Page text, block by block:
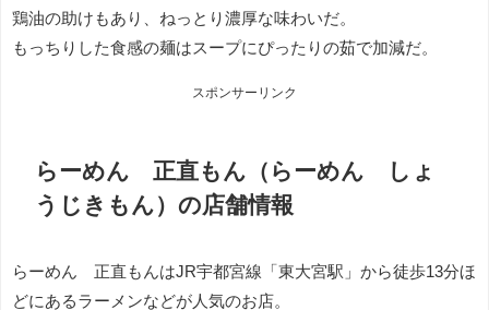
鶏油の助けもあり、ねっとり濃厚な味わいだ。
もっちりした食感の麺はスープにぴったりの茹で加減だ。
スポンサーリンク
らーめん 正直もん（らーめん しょ
うじきもん）の店舗情報
らーめん 正直もんはJR宇都宮線「東大宮駅」から徒歩13分ほ
どにあるラーメンなどが人気のお店。